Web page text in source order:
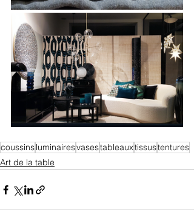
coussinsluminairesvasestableauxtissustentures
Art de la table